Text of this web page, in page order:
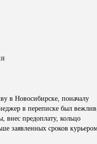
в Новосибирске, поначалу
в переписке был
внес предоплату, кольцо
заявленных сроков